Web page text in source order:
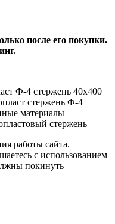
после его покупки.
Ф-4 стержень 40х400
стержень Ф-4
материалы
стержень
работы сайта.
с использованием
покинуть